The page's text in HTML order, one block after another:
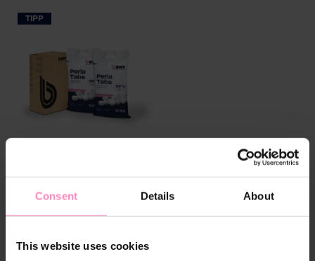
Consent Details About
This website uses cookies
TIPP
A legtisztább só minden
előfizetésként is kapható!